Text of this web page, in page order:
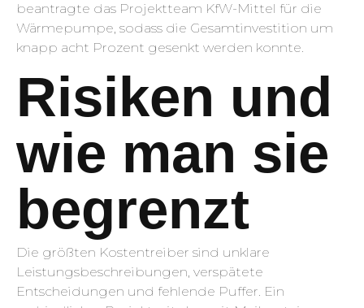
beantragte das Projektteam KfW-Mittel für die
Wärmepumpe, sodass die Gesamtinvestition um
knapp acht Prozent gesenkt werden konnte.
Risiken und
wie man sie
begrenzt
Die größten Kostentreiber sind unklare
Leistungsbeschreibungen, verspätete
Entscheidungen und fehlende Puffer. Ein